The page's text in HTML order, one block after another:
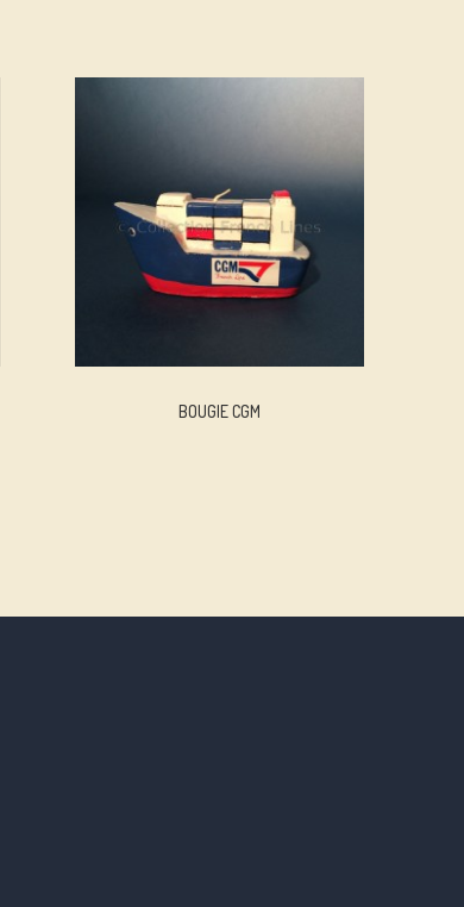
BOUGIE CGM